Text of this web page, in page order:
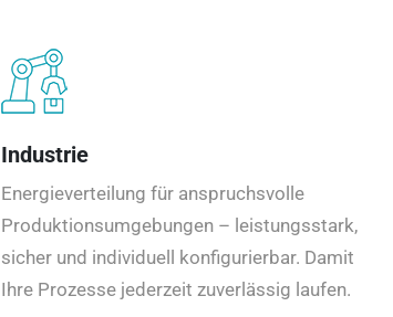
Industrie
Energieverteilung für anspruchsvolle
Produktionsumgebungen – leistungsstark,
sicher und individuell konfigurierbar. Damit
Ihre Prozesse jederzeit zuverlässig laufen.